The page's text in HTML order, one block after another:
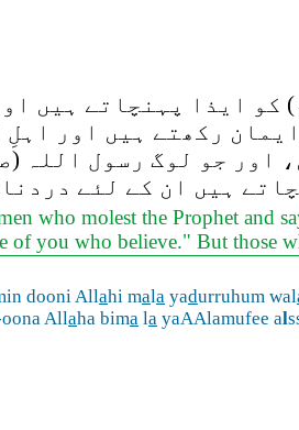
کو ایذا پہنچاتے ہیں
رکھتے ہیں اور اہلِ
اور جو لوگ رسول اللہ
ہیں ان کے لئے
who molest the Prophet and
of you who believe." But those
dooni Allahi mala yadurruhum wal
Allaha bima la yaAAlamufee al